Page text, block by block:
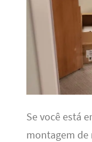
Se você está
montagem de